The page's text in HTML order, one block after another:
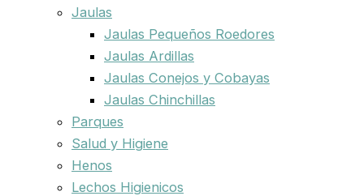
Jaulas
Jaulas Pequeños Roedores
Jaulas Ardillas
Jaulas Conejos y Cobayas
Jaulas Chinchillas
Parques
Salud y Higiene
Henos
Lechos Higienicos